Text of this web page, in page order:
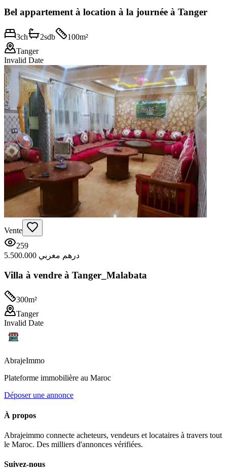
Bel appartement à location à la journée à Tanger
3ch 2sdb 100m²
Tanger
Invalid Date
Vente
259
5.500.000 درهم مغربي
Villa à vendre à Tanger_Malabata
300m²
Tanger
Invalid Date
AbrajeImmo
Plateforme immobilière au Maroc
Déposer une annonce
À propos
Abrajeimmo connecte acheteurs, vendeurs et locataires à travers tout
le Maroc. Des milliers d'annonces vérifiées.
Suivez-nous